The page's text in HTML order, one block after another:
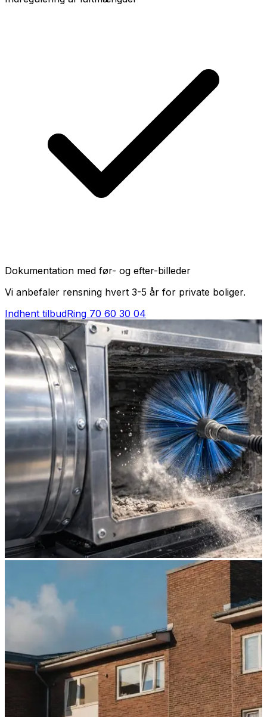
Dokumentation med før- og efter-billeder
Vi anbefaler rensning hvert 3-5 år for private boliger.
Indhent tilbudRing 70 60 30 04